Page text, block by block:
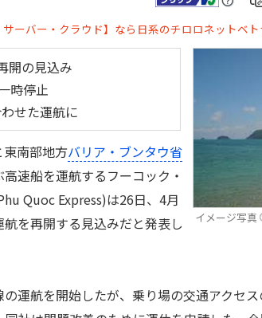
サーバー・クラウド】なら日系のチロロネットベ
イメージ写真
開の見込み
時停止
せた運航に
東南部地方バリア・ブンタウ省
速船を運航するフーコック・
Quoc Express)は26日、4月
を再開する見込みだと発表し
運航を開始したが、乗り場の交通アクセ